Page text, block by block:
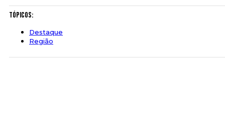
Tópicos:
Destaque
Região